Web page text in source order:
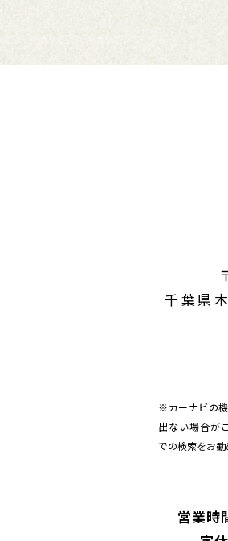
千葉県
※カーナビの
出ない場合が
での検索をお勧
営業